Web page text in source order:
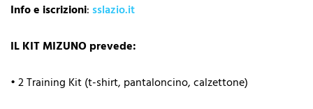
Info e iscrizioni: sslazio.it
IL KIT MIZUNO prevede:
•⁠ ⁠2 Training Kit (t-shirt, pantaloncino, calzettone)